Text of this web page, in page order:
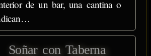
de un bar, una cantina o
Soñar con Taberna